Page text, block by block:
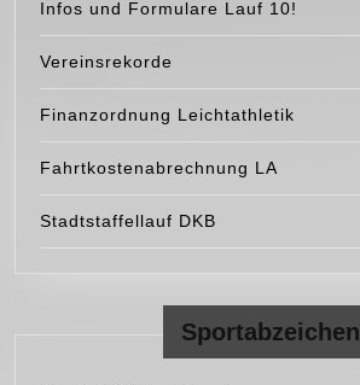
Infos und Formulare Lauf 10!
Vereinsrekorde
Finanzordnung Leichtathletik
Fahrtkostenabrechnung LA
Stadtstaffellauf DKB
Sportabzeichen